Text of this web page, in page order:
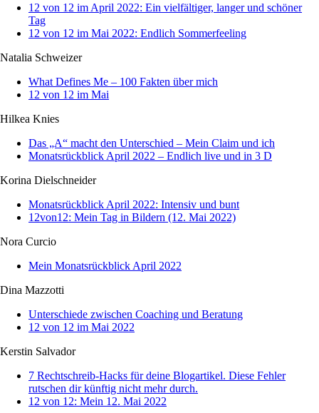
12 von 12 im April 2022: Ein vielfältiger, langer und schöner
Tag
12 von 12 im Mai 2022: Endlich Sommerfeeling
Natalia Schweizer
What Defines Me – 100 Fakten über mich
12 von 12 im Mai
Hilkea Knies
Das „A“ macht den Unterschied – Mein Claim und ich
Monatsrückblick April 2022 – Endlich live und in 3 D
Korina Dielschneider
Monatsrückblick April 2022: Intensiv und bunt
12von12: Mein Tag in Bildern (12. Mai 2022)
Nora Curcio
Mein Monatsrückblick April 2022
Dina Mazzotti
Unterschiede zwischen Coaching und Beratung
12 von 12 im Mai 2022
Kerstin Salvador
7 Rechtschreib-Hacks für deine Blogartikel. Diese Fehler
rutschen dir künftig nicht mehr durch.
12 von 12: Mein 12. Mai 2022